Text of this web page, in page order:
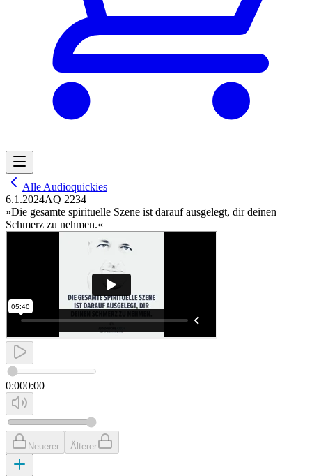
Alle Audioquickies
6.1.2024AQ 2234
»Die gesamte spirituelle Szene ist darauf ausgelegt, dir deinen
Schmerz zu nehmen.«
0:000:00
Neuerer Älterer